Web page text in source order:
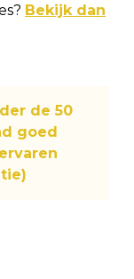
Bekijk dan
de 50
goed